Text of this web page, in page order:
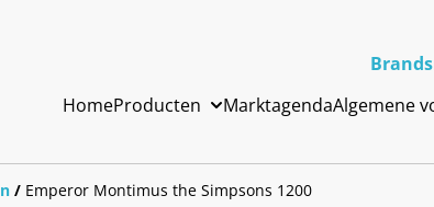
HomeProducten MarktagendaAlgemene
/ Emperor Montimus the Simpsons 1200